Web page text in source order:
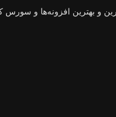
افزونه‌ها و سورس‌